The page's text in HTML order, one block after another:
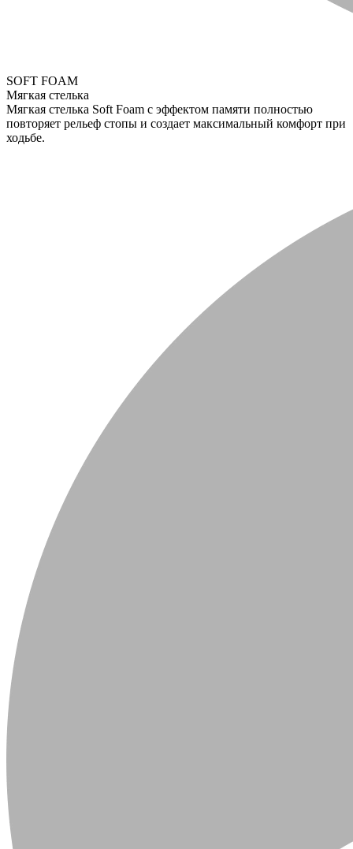
SOFT FOAM
Мягкая стелька
Мягкая стелька Soft Foam с эффектом памяти полностью
повторяет рельеф стопы и создает максимальный комфорт при
ходьбе.